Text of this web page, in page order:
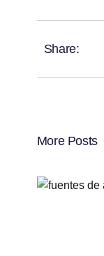
Share:
More Posts